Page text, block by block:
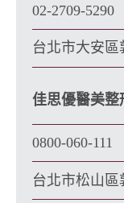
02-2709-5290
台北市大安區
佳思優醫美整
0800-060-111
台北市松山區